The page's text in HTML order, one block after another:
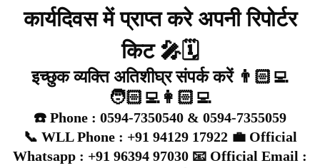
कार्यदिवस में प्राप्त करे अपनी रिपोर्टर
किट 🎤🗓️
इच्छुक व्यक्ति अतिशीघ्र संपर्क करें 👨🏻‍💻
🧑🏻‍💻👩🏻‍💻
☎️ Phone : 0594-7350540 & 0594-7355059
📞 WLL Phone : +91 94129 17922 💼 Official
Whatsapp : +91 96394 97030 📧 Official Email :